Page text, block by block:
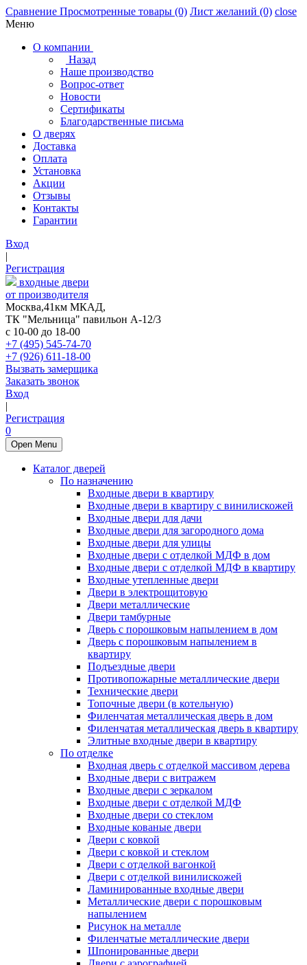
Сравнение Просмотренные товары (0) Лист желаний (0) close
Меню
О компании
Назад
Наше производство
Вопрос-ответ
Новости
Сертификаты
Благодарственные письма
О дверях
Доставка
Оплата
Установка
Акции
Отзывы
Контакты
Гарантии
Вход
|
Регистрация
входные двери
от производителя
Москва,41км МКАД,
ТК "Мельница" павильон А-12/3
с 10-00 до 18-00
+7 (495) 545-74-70
+7 (926) 611-18-00
Вызвать замерщика
Заказать звонок
Вход
|
Регистрация
0
Open Menu
Каталог дверей
По назначению
Входные двери в квартиру
Входные двери в квартиру с винилискожей
Входные двери для дачи
Входные двери для загородного дома
Входные двери для улицы
Входные двери с отделкой МДФ в дом
Входные двери с отделкой МДФ в квартиру
Входные утепленные двери
Двери в электрощитовую
Двери металлические
Двери тамбурные
Дверь с порошковым напылением в дом
Дверь с порошковым напылением в
квартиру
Подъездные двери
Противопожарные металлические двери
Технические двери
Топочные двери (в котельную)
Филенчатая металлическая дверь в дом
Филенчатая металлическая дверь в квартиру
Элитные входные двери в квартиру
По отделке
Входная дверь с отделкой массивом дерева
Входные двери с витражем
Входные двери с зеркалом
Входные двери с отделкой МДФ
Входные двери со стеклом
Входные кованые двери
Двери с ковкой
Двери с ковкой и стеклом
Двери с отделкой вагонкой
Двери с отделкой винилискожей
Ламинированные входные двери
Металлические двери с порошковым
напылением
Рисунок на металле
Филенчатые металлические двери
Шпонированные двери